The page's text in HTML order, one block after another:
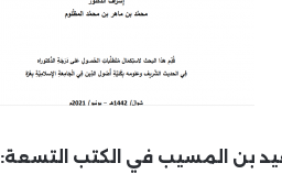
بن المسيب في الكتب